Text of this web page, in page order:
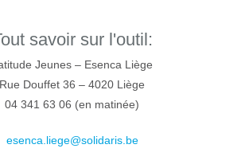
savoir sur l'outil:
Jeunes – Esenca Liège
Rue Douffet 36 – 4020 Liège
04 341 63 06 (en matinée)
esenca.liege@solidaris.be